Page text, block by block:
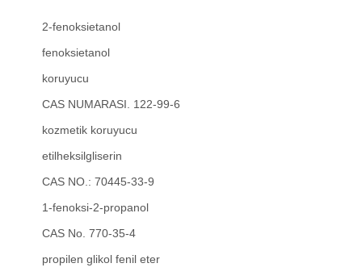
2-fenoksietanol
fenoksietanol
koruyucu
CAS NUMARASI. 122-99-6
kozmetik koruyucu
etilheksilgliserin
CAS NO.: 70445-33-9
1-fenoksi-2-propanol
CAS No. 770-35-4
propilen glikol fenil eter